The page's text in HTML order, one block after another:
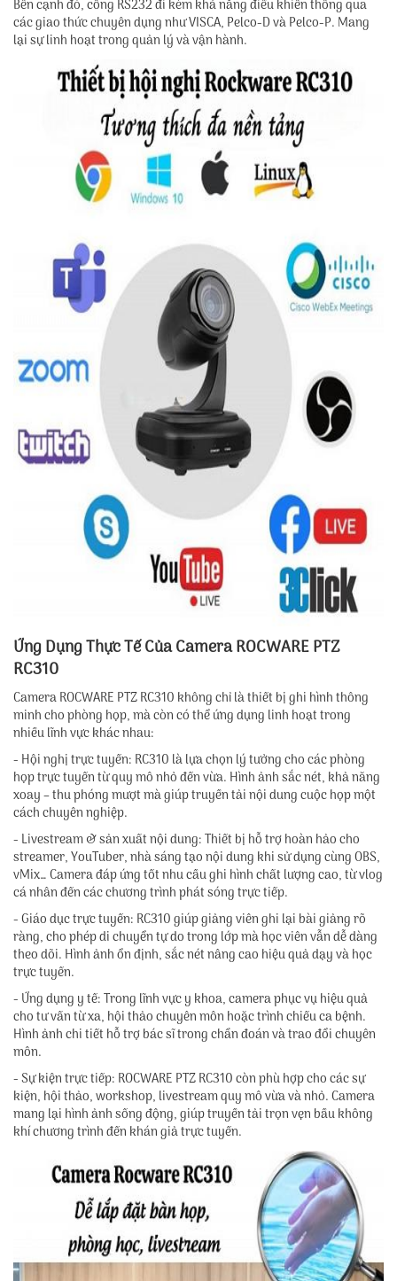
Bên cạnh đó, cổng RS232 đi kèm khả năng điều khiển thông qua
các giao thức chuyên dụng như VISCA, Pelco-D và Pelco-P. Mang
lại sự linh hoạt trong quản lý và vận hành.
Ứng Dụng Thực Tế Của Camera ROCWARE PTZ
RC310
Camera ROCWARE PTZ RC310 không chỉ là thiết bị ghi hình thông
minh cho phòng họp, mà còn có thể ứng dụng linh hoạt trong
nhiều lĩnh vực khác nhau:
- Hội nghị trực tuyến: RC310 là lựa chọn lý tưởng cho các phòng
họp trực tuyến từ quy mô nhỏ đến vừa. Hình ảnh sắc nét, khả năng
xoay – thu phóng mượt mà giúp truyền tải nội dung cuộc họp một
cách chuyên nghiệp.
- Livestream & sản xuất nội dung: Thiết bị hỗ trợ hoàn hảo cho
streamer, YouTuber, nhà sáng tạo nội dung khi sử dụng cùng OBS,
vMix… Camera đáp ứng tốt nhu cầu ghi hình chất lượng cao, từ vlog
cá nhân đến các chương trình phát sóng trực tiếp.
- Giáo dục trực tuyến: RC310 giúp giảng viên ghi lại bài giảng rõ
ràng, cho phép di chuyển tự do trong lớp mà học viên vẫn dễ dàng
theo dõi. Hình ảnh ổn định, sắc nét nâng cao hiệu quả dạy và học
trực tuyến.
- Ứng dụng y tế: Trong lĩnh vực y khoa, camera phục vụ hiệu quả
cho tư vấn từ xa, hội thảo chuyên môn hoặc trình chiếu ca bệnh.
Hình ảnh chi tiết hỗ trợ bác sĩ trong chẩn đoán và trao đổi chuyên
môn.
- Sự kiện trực tiếp: ROCWARE PTZ RC310 còn phù hợp cho các sự
kiện, hội thảo, workshop, livestream quy mô vừa và nhỏ. Camera
mang lại hình ảnh sống động, giúp truyền tải trọn vẹn bầu không
khí chương trình đến khán giả trực tuyến.